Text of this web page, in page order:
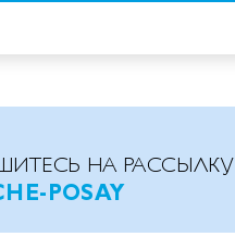
НА РАССЫЛКУ
POSAY